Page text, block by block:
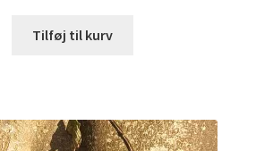
Tilføj til kurv